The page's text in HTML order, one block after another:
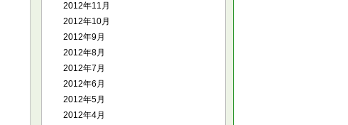
2012年11月
2012年10月
2012年9月
2012年8月
2012年7月
2012年6月
2012年5月
2012年4月